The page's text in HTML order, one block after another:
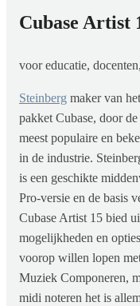
Cubase Artist
voor educatie,
Steinberg maker van
pakket Cubase, door
meest populaire en
in de industrie.
is een geschikte
Pro-versie en de basis
Cubase Artist 15 bied
mogelijkheden en
voorop willen lopen
Muziek Componeren,
midi noteren het is